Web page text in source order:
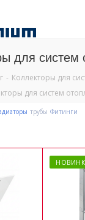
для систем
- Коллекторы для
для систем
трубы Фитинги